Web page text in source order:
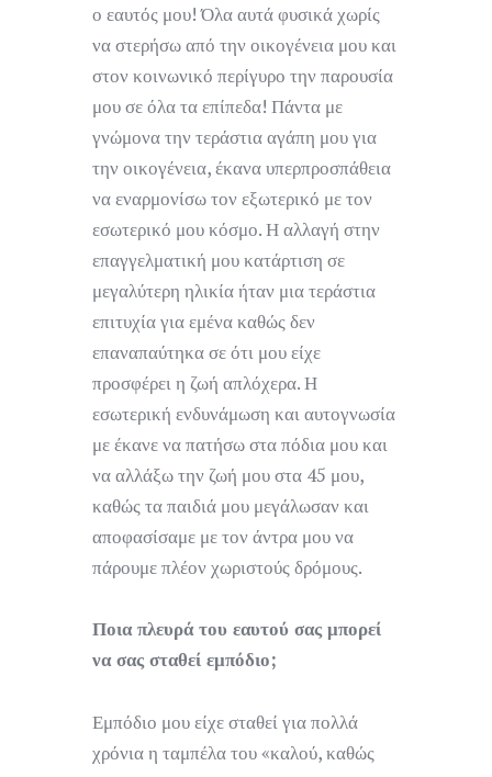
ο εαυτός μου! Όλα αυτά φυσικά χωρίς
να στερήσω από την οικογένεια μου και
στον κοινωνικό περίγυρο την παρουσία
μου σε όλα τα επίπεδα! Πάντα με
γνώμονα την τεράστια αγάπη μου για
την οικογένεια, έκανα υπερπροσπάθεια
να εναρμονίσω τον εξωτερικό με τον
εσωτερικό μου κόσμο. Η αλλαγή στην
επαγγελματική μου κατάρτιση σε
μεγαλύτερη ηλικία ήταν μια τεράστια
επιτυχία για εμένα καθώς δεν
επαναπαύτηκα σε ότι μου είχε
προσφέρει η ζωή απλόχερα. Η
εσωτερική ενδυνάμωση και αυτογνωσία
με έκανε να πατήσω στα πόδια μου και
να αλλάξω την ζωή μου στα 45 μου,
καθώς τα παιδιά μου μεγάλωσαν και
αποφασίσαμε με τον άντρα μου να
πάρουμε πλέον χωριστούς δρόμους.
Ποια πλευρά του εαυτού σας μπορεί
να σας σταθεί εμπόδιο;
Εμπόδιο μου είχε σταθεί για πολλά
χρόνια η ταμπέλα του «καλού, καθώς